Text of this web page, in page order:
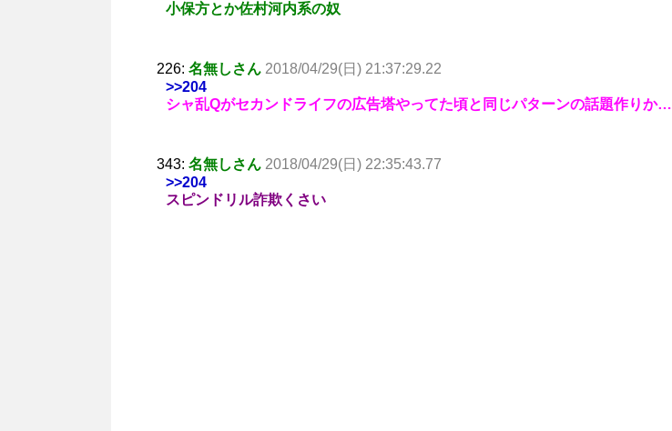
小保方とか佐村河内系の奴
226: 名無しさん 2018/04/29(日) 21:37:29.22
>>204
シャ乱Qがセカンドライフの広告塔やってた頃と同じパターンの話題作りか…
343: 名無しさん 2018/04/29(日) 22:35:43.77
>>204
スピンドリル詐欺くさい